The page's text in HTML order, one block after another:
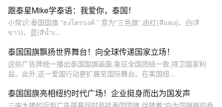
跟泰星Mike学泰语：我爱你，泰国！
小常识:泰国国旗 “ธงไตรรงค์ ” 意为“三色旗”,由红(สีแดง)、白(สี
ขาว)、蓝(สีน้ำเ...
泰国国旗飘扬世界舞台！向全球传递国家立场！
这些广告牌统一播出泰国国旗画面,象征全国团结一致,捍卫国家利
益。此外,这一爱国行动更扩展至国际舞台。在美国纽...
泰国国旗亮相纽约时代广场！企业挺身而出为国发声
三座大楼的巨型广告屏幕同时高挂泰国国旗,伴随着“向为国捐躯的泰